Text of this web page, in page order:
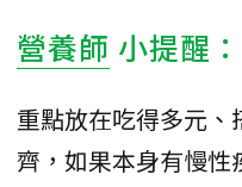
營養師 小提醒：
重點放在吃得多元
齊，如果本身有慢